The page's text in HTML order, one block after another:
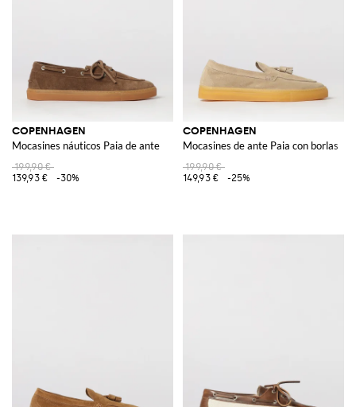
COPENHAGEN
Mocasines náuticos Paia de ante
199,90 €
139,93 €
-30%
COPENHAGEN
Mocasines de ante Paia con borlas
199,90 €
149,93 €
-25%